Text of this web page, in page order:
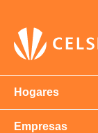
Hogares
Empresas